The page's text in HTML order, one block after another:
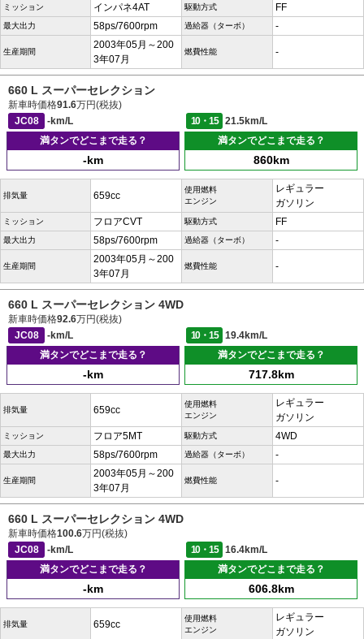
ミッション インパネ4AT 駆動方式 FF
最大出力 58ps/7600rpm 過給器（ターボ） -
生産期間
2003年05月～200
3年07月
燃費性能 -
660 L スーパーセレクション
新車時価格91.6万円(税抜)
JC08
-km/L 10・15
21.5km/L
満タンでどこまで走る？
-km
満タンでどこまで走る？
860km
排気量 659cc
使用燃料
エンジン
レギュラー
ガソリン
ミッション フロアCVT 駆動方式 FF
最大出力 58ps/7600rpm 過給器（ターボ） -
生産期間
2003年05月～200
3年07月
燃費性能 -
660 L スーパーセレクション 4WD
新車時価格92.6万円(税抜)
JC08
-km/L 10・15
19.4km/L
満タンでどこまで走る？
-km
満タンでどこまで走る？
717.8km
排気量 659cc
使用燃料
エンジン
レギュラー
ガソリン
ミッション フロア5MT 駆動方式 4WD
最大出力 58ps/7600rpm 過給器（ターボ） -
生産期間
2003年05月～200
3年07月
燃費性能 -
660 L スーパーセレクション 4WD
新車時価格100.6万円(税抜)
JC08
-km/L 10・15
16.4km/L
満タンでどこまで走る？
-km
満タンでどこまで走る？
606.8km
排気量 659cc
使用燃料
エンジン
レギュラー
ガソリン